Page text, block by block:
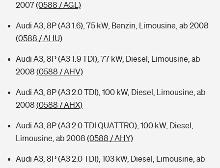
2007(0588 / AGL)
Audi A3, 8P (A3 1.6), 75 kW, Benzin, Limousine, ab 2008
(0588 / AHU)
Audi A3, 8P (A3 1.9 TDI), 77 kW, Diesel, Limousine, ab
2008 (0588 / AHV)
Audi A3, 8P (A3 2.0 TDI), 100 kW, Diesel, Limousine, ab
2008 (0588 / AHX)
Audi A3, 8P (A3 2.0 TDI QUATTRO), 100 kW, Diesel,
Limousine, ab 2008 (0588 / AHY)
Audi A3, 8P (A3 2.0 TDI), 103 kW, Diesel, Limousine, ab